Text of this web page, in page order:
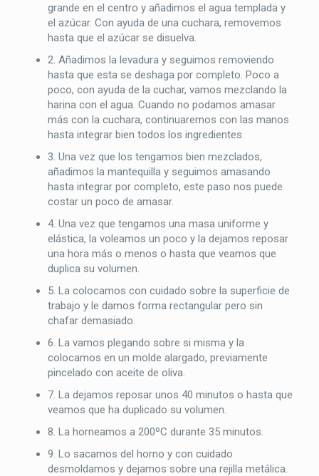
grande en el centro y añadimos el agua templada y
el azúcar. Con ayuda de una cuchara, removemos
hasta que el azúcar se disuelva.
2. Añadimos la levadura y seguimos removiendo
hasta que esta se deshaga por completo. Poco a
poco, con ayuda de la cuchar, vamos mezclando la
harina con el agua. Cuando no podamos amasar
más con la cuchara, continuaremos con las manos
hasta integrar bien todos los ingredientes.
3. Una vez que los tengamos bien mezclados,
añadimos la mantequilla y seguimos amasando
hasta integrar por completo, este paso nos puede
costar un poco de amasar.
4. Una vez que tengamos una masa uniforme y
elástica, la voleamos un poco y la dejamos reposar
una hora más o menos o hasta que veamos que
duplica su volumen.
5. La colocamos con cuidado sobre la superficie de
trabajo y le damos forma rectangular pero sin
chafar demasiado.
6. La vamos plegando sobre si misma y la
colocamos en un molde alargado, previamente
pincelado con aceite de oliva.
7. La dejamos reposar unos 40 minutos o hasta que
veamos que ha duplicado su volumen.
8. La horneamos a 200ºC durante 35 minutos.
9. Lo sacamos del horno y con cuidado
desmoldamos y dejamos sobre una rejilla metálica.